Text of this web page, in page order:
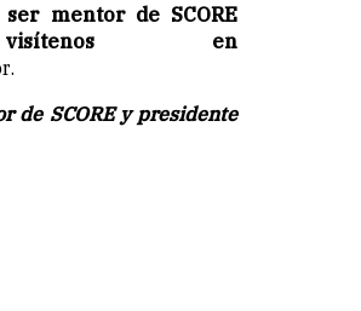
mentor de SCORE
en
.
de SCORE y presidente